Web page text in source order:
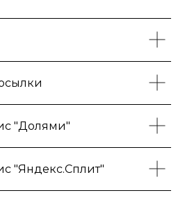
"Долями"
"Яндекс.Сплит"